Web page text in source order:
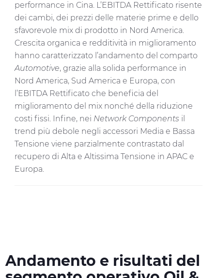
performance in Cina. L’EBITDA Rettificato risente
dei cambi, dei prezzi delle materie prime e dello
sfavorevole mix di prodotto in Nord America.
Crescita organica e redditività in miglioramento
hanno caratterizzato l’andamento del comparto
Automotive, grazie alla solida performance in
Nord America, Sud America e Europa, con
l’EBITDA Rettificato che beneficia del
miglioramento del mix nonché della riduzione
costi fissi. Infine, nei Network Components il
trend più debole negli accessori Media e Bassa
Tensione viene parzialmente contrastato dal
recupero di Alta e Altissima Tensione in APAC e
Europa.
Andamento e risultati del